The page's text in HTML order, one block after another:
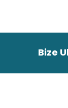
Bize